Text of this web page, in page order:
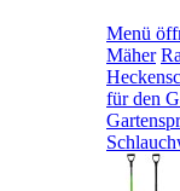
Menü
Mäher
für den